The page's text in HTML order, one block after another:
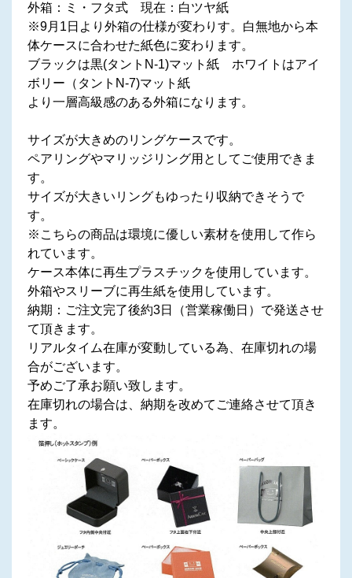
外箱：ミ・フタ式 現在：白ツヤ紙
※9月1日より外箱の仕様が変わりす。白無地から本
体ケースに合わせた紙色に変わります。
ブラックは黒(タントN-1)マット紙 ホワイトはアイ
ボリー（タントN-7)マット紙
より一層高級感のある外箱になります。
サイズが大きめのリングケースです。
ペアリングやマリッジリング用としてご使用できま
す。
サイズが大きいリングもゆったり収納できそうで
す。
※こちらの商品は環境に優しい素材を使用して作ら
れています。
ケース本体に再生プラスチックを使用しています。
外箱やスリーブに再生紙を使用しています。
納期：ご注文完了後約3日（営業稼働日）で発送させ
て頂きます。
リアルタイム在庫が変動している為、在庫切れの場
合がございます。
予めご了承お願い致します。
在庫切れの場合は、納期を改めてご連絡させて頂き
ます。